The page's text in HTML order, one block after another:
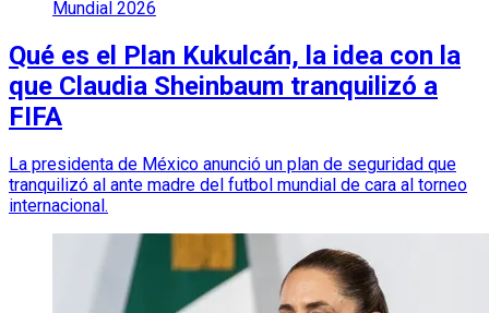
Mundial 2026
Qué es el Plan Kukulcán, la idea con la
que Claudia Sheinbaum tranquilizó a
FIFA
La presidenta de México anunció un plan de seguridad que
tranquilizó al ante madre del futbol mundial de cara al torneo
internacional.